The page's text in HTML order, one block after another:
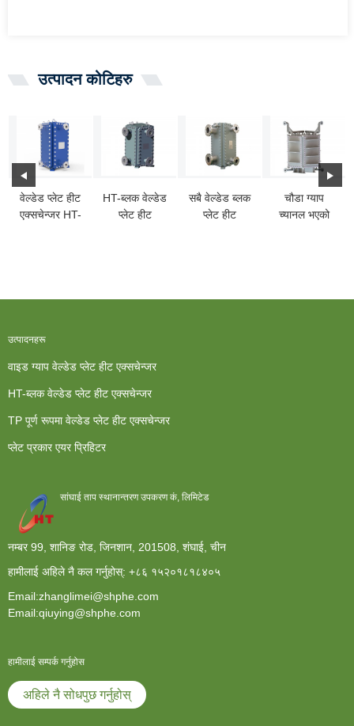
उत्पादन कोटिहरु
वेल्डेड प्लेट हीट
एक्सचेन्जर HT-
HT-ब्लक वेल्डेड
प्लेट हीट
सबै वेल्डेड ब्लक
प्लेट हीट
चौडा ग्याप
च्यानल भएको
उत्पादनहरू
वाइड ग्याप वेल्डेड प्लेट हीट एक्सचेन्जर
HT-ब्लक वेल्डेड प्लेट हीट एक्सचेन्जर
TP पूर्ण रूपमा वेल्डेड प्लेट हीट एक्सचेन्जर
प्लेट प्रकार एयर प्रिहिटर
सांघाई ताप स्थानान्तरण उपकरण कं, लिमिटेड
नम्बर 99, शानिङ रोड, जिनशान, 201508, शंघाई, चीन
हामीलाई अहिले नै कल गर्नुहोस्: +८६ १५२०१८१८४०५
Email:zhanglimei@shphe.com
Email:qiuying@shphe.com
हामीलाई सम्पर्क गर्नुहोस
अहिले नै सोधपुछ गर्नुहोस्